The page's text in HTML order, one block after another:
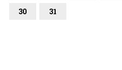
30 31